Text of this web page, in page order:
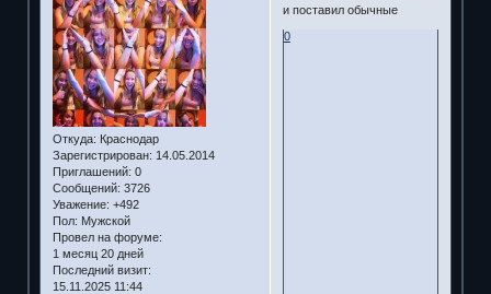
Откуда: Краснодар
Зарегистрирован: 14.05.2014
Приглашений: 0
Сообщений: 3726
Уважение: +492
Пол: Мужской
Провел на форуме:
1 месяц 20 дней
Последний визит:
15.11.2025 11:44
и поставил обычные
0